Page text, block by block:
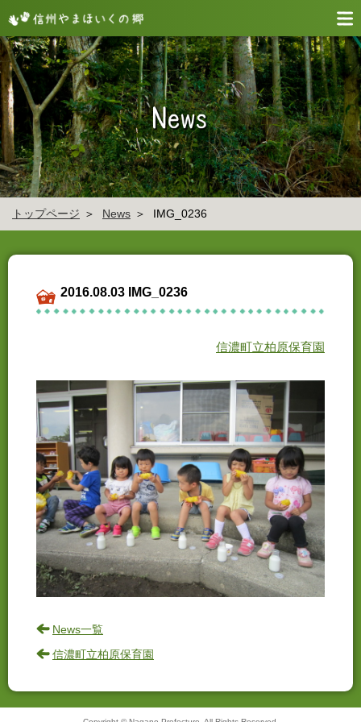
トップページ News IMG_0236
2016.08.03 IMG_0236
信濃町立柏原保育園
News一覧
信濃町立柏原保育園